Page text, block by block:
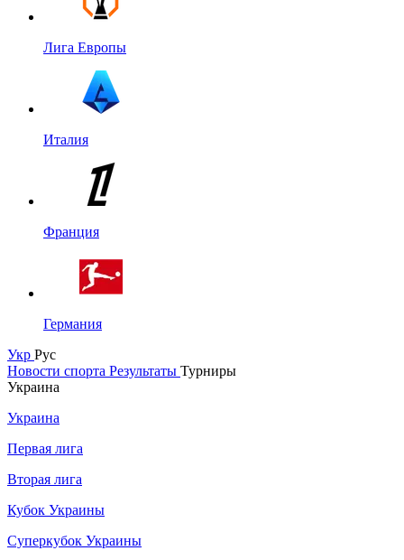
Лига Европы
Италия
Франция
Германия
Укр Рус
Новости спорта Результаты Турниры
Украина
Украина
Первая лига
Вторая лига
Кубок Украины
Суперкубок Украины